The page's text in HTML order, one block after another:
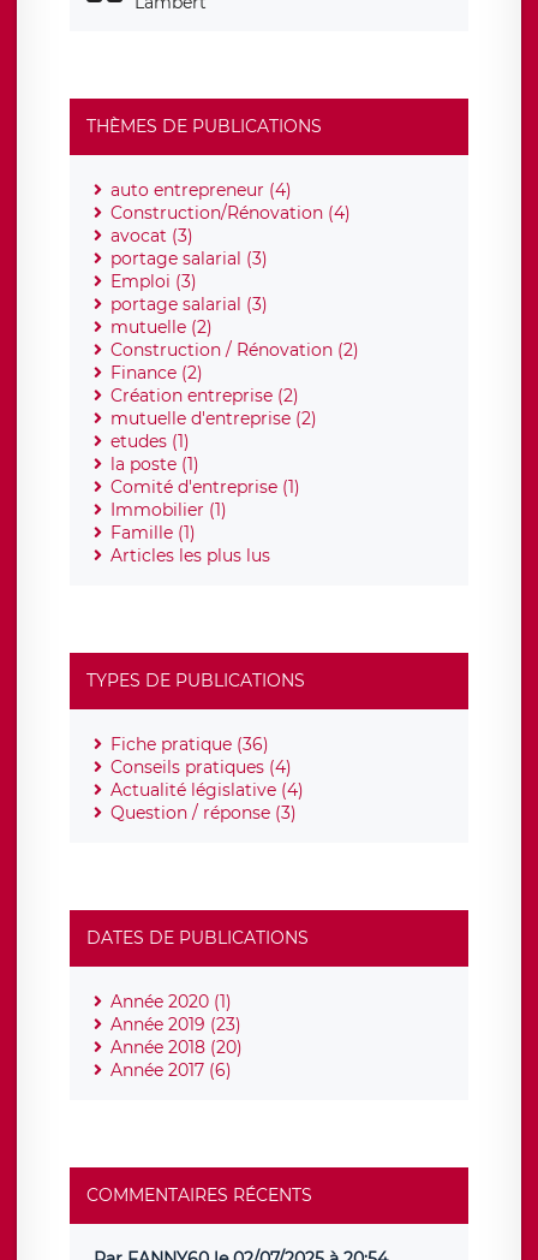
THÈMES DE PUBLICATIONS
auto entrepreneur (4)
Construction/Rénovation (4)
avocat (3)
portage salarial (3)
Emploi (3)
portage salarial (3)
mutuelle (2)
Construction / Rénovation (2)
Finance (2)
Création entreprise (2)
mutuelle d'entreprise (2)
etudes (1)
la poste (1)
Comité d'entreprise (1)
Immobilier (1)
Famille (1)
Articles les plus lus
TYPES DE PUBLICATIONS
Fiche pratique (36)
Conseils pratiques (4)
Actualité législative (4)
Question / réponse (3)
DATES DE PUBLICATIONS
Année 2020 (1)
Année 2019 (23)
Année 2018 (20)
Année 2017 (6)
COMMENTAIRES RÉCENTS